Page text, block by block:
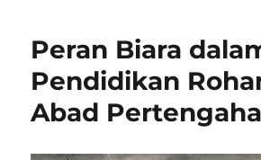
Peran Biara
Pendidikan
Abad